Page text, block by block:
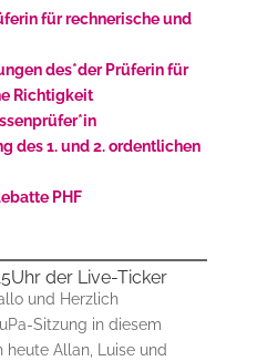
für rechnerische und
des*der Prüferin für
Richtigkeit
des 1. und 2. ordentlichen
PHF
der Live-Ticker
und Herzlich
Sitzung in diesem
heute Allan, Luise und